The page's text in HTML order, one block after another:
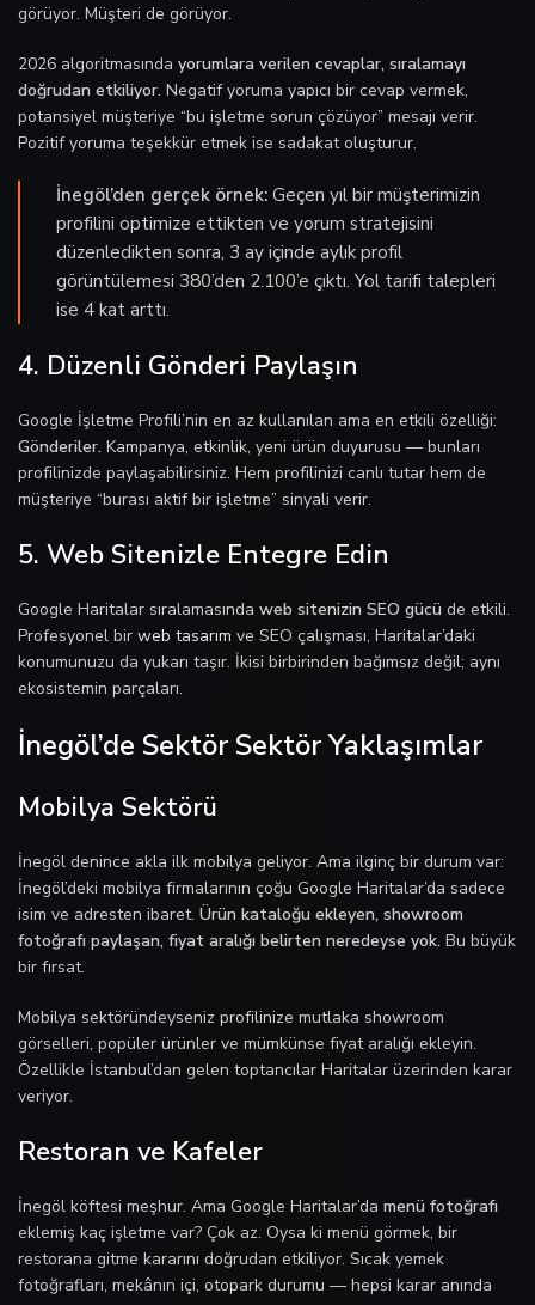
görüyor. Müşteri de görüyor.
2026 algoritmasında yorumlara verilen cevaplar, sıralamayı
doğrudan etkiliyor. Negatif yoruma yapıcı bir cevap vermek,
potansiyel müşteriye “bu işletme sorun çözüyor” mesajı verir.
Pozitif yoruma teşekkür etmek ise sadakat oluşturur.
İnegöl’den gerçek örnek:Geçen yıl bir müşterimizin
profilini optimize ettikten ve yorum stratejisini
düzenledikten sonra, 3 ay içinde aylık profil
görüntülemesi 380’den 2.100’e çıktı. Yol tarifi talepleri
ise 4 kat arttı.
4. Düzenli Gönderi Paylaşın
Google İşletme Profili’nin en az kullanılan ama en etkili özelliği:
Gönderiler. Kampanya, etkinlik, yeni ürün duyurusu — bunları
profilinizde paylaşabilirsiniz. Hem profilinizi canlı tutar hem de
müşteriye “burası aktif bir işletme” sinyali verir.
5. Web Sitenizle Entegre Edin
Google Haritalar sıralamasında web sitenizin SEO gücü de etkili.
Profesyonel bir web tasarım ve SEO çalışması, Haritalar’daki
konumunuzu da yukarı taşır. İkisi birbirinden bağımsız değil; aynı
ekosistemin parçaları.
İnegöl’de Sektör Sektör Yaklaşımlar
Mobilya Sektörü
İnegöl denince akla ilk mobilya geliyor. Ama ilginç bir durum var:
İnegöl’deki mobilya firmalarının çoğu Google Haritalar’da sadece
isim ve adresten ibaret. Ürün kataloğu ekleyen, showroom
fotoğrafı paylaşan, fiyat aralığı belirten neredeyse yok. Bu büyük
bir fırsat.
Mobilya sektöründeyseniz profilinize mutlaka showroom
görselleri, popüler ürünler ve mümkünse fiyat aralığı ekleyin.
Özellikle İstanbul’dan gelen toptancılar Haritalar üzerinden karar
veriyor.
Restoran ve Kafeler
İnegöl köftesi meşhur. Ama Google Haritalar’da menü fotoğrafı
eklemiş kaç işletme var? Çok az. Oysa ki menü görmek, bir
restorana gitme kararını doğrudan etkiliyor. Sıcak yemek
fotoğrafları, mekânın içi, otopark durumu — hepsi karar anında